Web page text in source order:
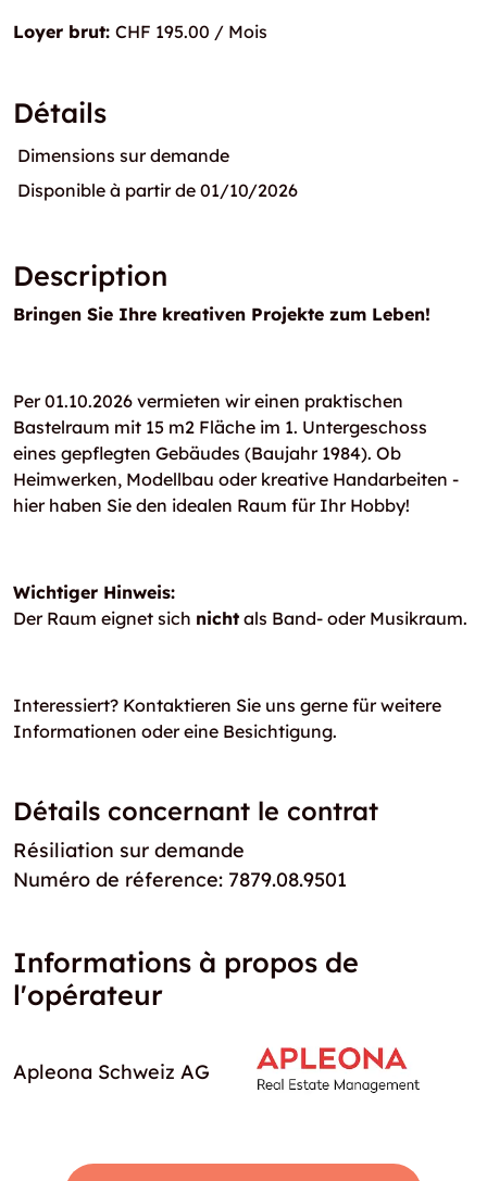
Loyer brut: CHF 195.00 / Mois
Détails
Dimensions sur demande
Disponible à partir de 01/10/2026
Description
Bringen Sie Ihre kreativen Projekte zum Leben!
Per 01.10.2026 vermieten wir einen praktischen
Bastelraum mit 15 m2 Fläche im 1. Untergeschoss
eines gepflegten Gebäudes (Baujahr 1984). Ob
Heimwerken, Modellbau oder kreative Handarbeiten -
hier haben Sie den idealen Raum für Ihr Hobby!
Wichtiger Hinweis:
Der Raum eignet sich nicht als Band- oder Musikraum.
Interessiert? Kontaktieren Sie uns gerne für weitere
Informationen oder eine Besichtigung.
Détails concernant le contrat
Résiliation sur demande
Numéro de réference: 7879.08.9501
Informations à propos de
l'opérateur
Apleona Schweiz AG